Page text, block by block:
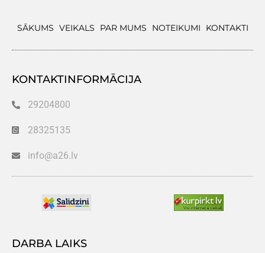
SĀKUMS VEIKALS PAR MUMS NOTEIKUMI KONTAKTI
KONTAKTINFORMĀCIJA
29204800
28325135
info@a26.lv
DARBA LAIKS